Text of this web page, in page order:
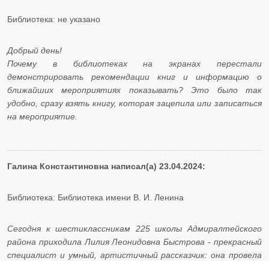
Библиотека: не указано
Добрый день!
Почему в библиотеках на экранах перестали
демонстрировать рекомендации книг и информацию о
ближайших мероприятиях показывать? Это было так
удобно, сразу взять книгу, которая зацепила или записаться
на мероприятие.
Галина Константиновна написал(а) 23.04.2024:
Библиотека: Библиотека имени В. И. Ленина
Сегодня к шестиклассникам 225 школы Адмиралтейского
района приходила Лилия Леонидовна Быстрова - прекрасный
специалист и умный, артистичный рассказчик: она провела